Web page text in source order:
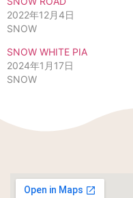
2022年12月4日
SNOW
SNOW WHITE PIA
2024年1月17日
SNOW